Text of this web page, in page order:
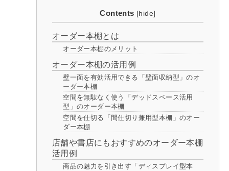
Contents [hide]
オーダー本棚とは
オーダー本棚のメリット
オーダー本棚の活用例
壁一面を有効活用できる「壁面収納型」のオ
ーダー本棚
空間を無駄なく使う「デッドスペース活用
型」のオーダー本棚
空間を仕切る「間仕切り兼用型本棚」のオー
ダー本棚
店舗や書店にもおすすめのオーダー本棚
活用例
商品の魅力を引き出す「ディスプレイ型本